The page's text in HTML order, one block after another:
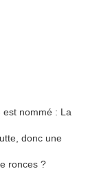
est nommé : La
donc une
ronces ?